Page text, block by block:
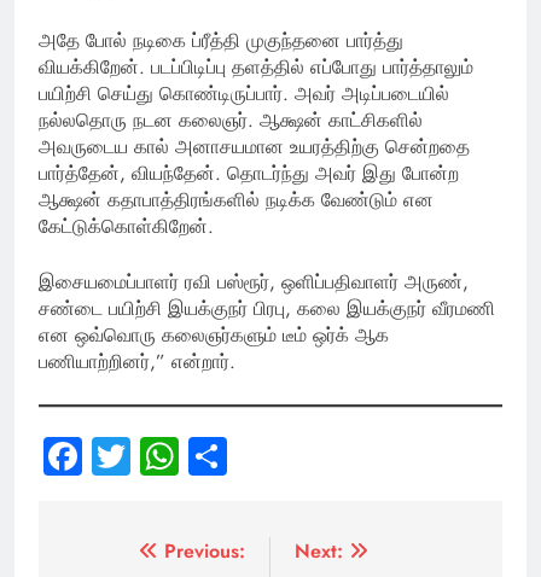
அதே போல் நடிகை ப்ரீத்தி முகுந்தனை பார்த்து
வியக்கிறேன். படப்பிடிப்பு தளத்தில் எப்போது பார்த்தாலும்
பயிற்சி செய்து கொண்டிருப்பார். அவர் அடிப்படையில்
நல்லதொரு நடன கலைஞர். ஆக்ஷன் காட்சிகளில்
அவருடைய கால் அனாசயமான உயரத்திற்கு சென்றதை
பார்த்தேன், வியந்தேன். தொடர்ந்து அவர் இது போன்ற
ஆக்ஷன் கதாபாத்திரங்களில் நடிக்க வேண்டும் என
கேட்டுக்கொள்கிறேன்.
இசையமைப்பாளர் ரவி பஸ்ரூர், ஒளிப்பதிவாளர் அருண்,
சண்டை பயிற்சி இயக்குநர் பிரபு, கலை இயக்குநர் வீரமணி
என ஒவ்வொரு கலைஞர்களும் டீம் ஒர்க் ஆக
பணியாற்றினர்,” என்றார்.
Facebook
TwitterWhatsApp
Previous:
Next: